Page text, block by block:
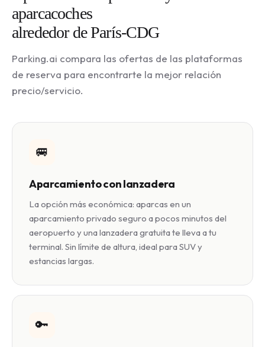
aparcacoches
alrededor de París-CDG
Parking.ai compara las ofertas de las plataformas
de reserva para encontrarte la mejor relación
precio/servicio.
🚐
Aparcamiento con lanzadera
La opción más económica: aparcas en un
aparcamiento privado seguro a pocos minutos del
aeropuerto y una lanzadera gratuita te lleva a tu
terminal. Sin límite de altura, ideal para SUV y
estancias largas.
🔑